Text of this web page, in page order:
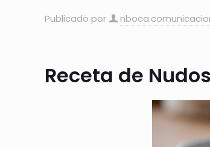
Publicado por
Receta de